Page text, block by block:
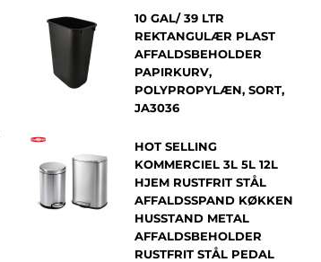
10 GAL/ 39 LTR
REKTANGULÆR PLAST
AFFALDSBEHOLDER
PAPIRKURV,
POLYPROPYLÆN, SORT,
JA3036
HOT SELLING
KOMMERCIEL 3L 5L 12L
HJEM RUSTFRIT STÅL
AFFALDSSPAND KØKKEN
HUSSTAND METAL
AFFALDSBEHOLDER
RUSTFRIT STÅL PEDAL